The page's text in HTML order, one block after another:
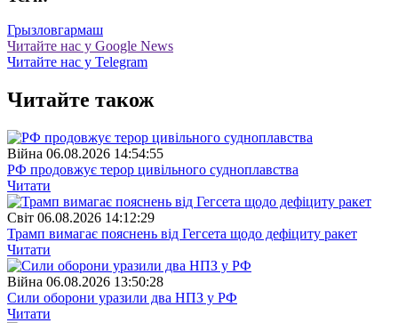
Грызловгармаш
Читайте нас у Google News
Читайте нас у Telegram
Читайте також
Війна 06.08.2026 14:54:55
РФ продовжує терор цивільного судноплавства
Читати
Свiт 06.08.2026 14:12:29
Трамп вимагає пояснень від Гегсета щодо дефіциту ракет
Читати
Війна 06.08.2026 13:50:28
Сили оборони уразили два НПЗ у РФ
Читати